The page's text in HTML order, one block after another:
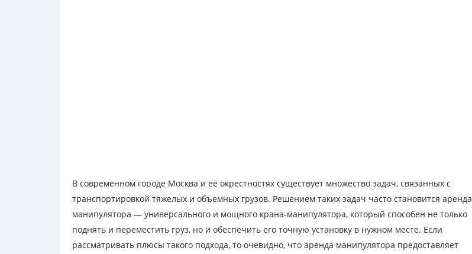
В современном городе Москва и её окрестностях существует множество задач, связанных с
транспортировкой тяжелых и объемных грузов. Решением таких задач часто становится аренда
манипулятора — универсального и мощного крана-манипулятора, который способен не только
поднять и переместить груз, но и обеспечить его точную установку в нужном месте. Если
рассматривать плюсы такого подхода, то очевидно, что аренда манипулятора предоставляет